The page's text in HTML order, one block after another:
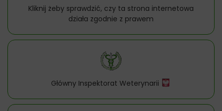
Kliknij żeby sprawdzić, czy ta strona internetowa
działa zgodnie z prawem
Główny Inspektorat Weterynarii